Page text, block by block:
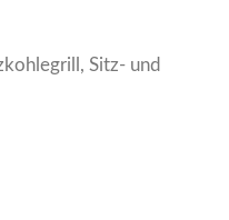
Sitz- und